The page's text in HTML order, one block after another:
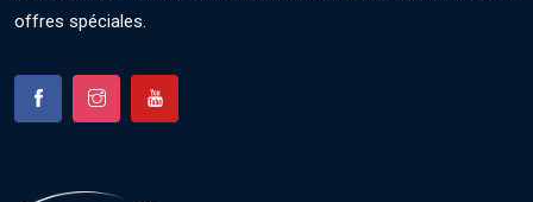
offres spéciales.